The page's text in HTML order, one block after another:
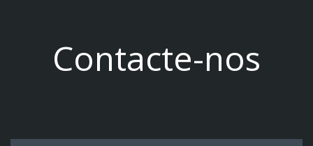
Contacte-nos